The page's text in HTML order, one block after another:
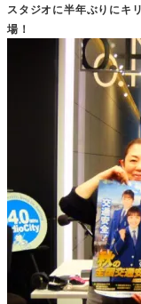
スタジオに半年ぶりにキ
場！